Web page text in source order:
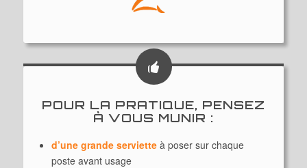
POUR LA PRATIQUE, PENSEZ
À VOUS MUNIR :
d’une grande serviette à poser sur chaque
poste avant usage